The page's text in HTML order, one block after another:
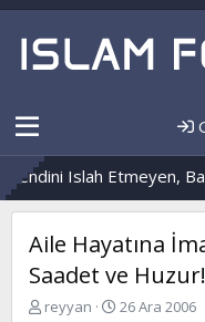
Islah Etmeyen,
Aile Hayatına
Saadet ve Huzur!
K
reyyan
B
26 Ara 2006